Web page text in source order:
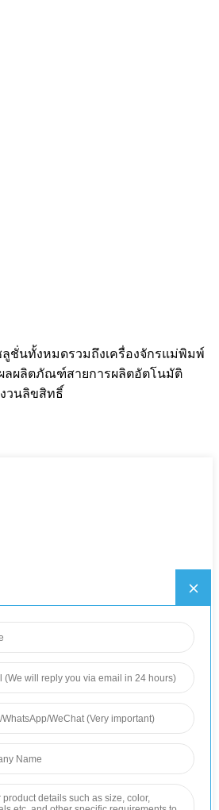
ลูชั่นทั้งหมดรวมถึงเครื่องจักรแม่พิมพ์
ลผลิตภัณฑ์สายการผลิตอัตโนมัติ
งวนลิขสิทธิ์